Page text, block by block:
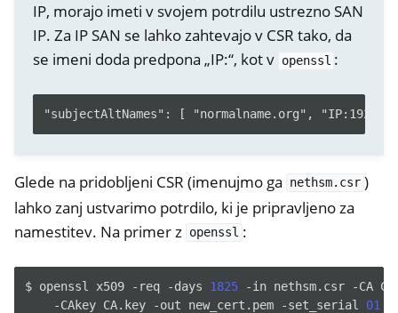
IP, morajo imeti v svojem potrdilu ustrezno SAN
IP. Za IP SAN se lahko zahtevajo v CSR tako, da
se imeni doda predpona „IP:“, kot v openssl :
Glede na pridobljeni CSR (imenujmo ga nethsm.csr )
lahko zanj ustvarimo potrdilo, ki je pripravljeno za
namestitev. Na primer z openssl :
$ openssl x509 -req -days 1825 -in nethsm.csr -CA
-CAkey CA.key -out new_cert.pem -set_serial 01